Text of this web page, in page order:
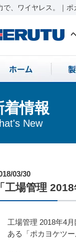
で、ワイヤレス。｜
着情報
New
03/30
「工場管理
工場管理 2018年4
ある「ポカヨケツ